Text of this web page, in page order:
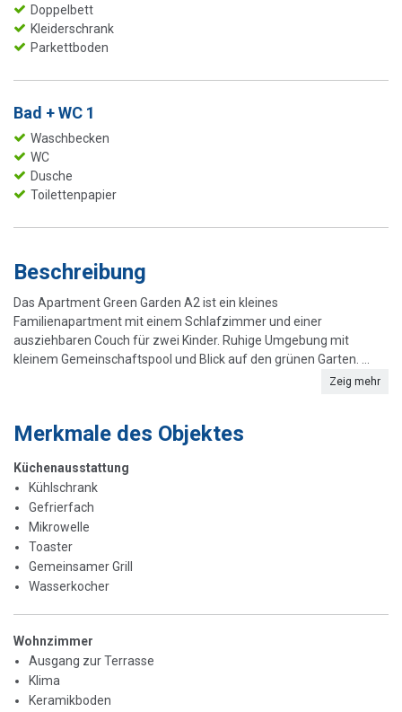
Doppelbett
Kleiderschrank
Parkettboden
Bad + WC 1
Waschbecken
WC
Dusche
Toilettenpapier
Beschreibung
Das Apartment Green Garden A2 ist ein kleines
Familienapartment mit einem Schlafzimmer und einer
ausziehbaren Couch für zwei Kinder. Ruhige Umgebung mit
kleinem Gemeinschaftspool und Blick auf den grünen Garten. ...
Zeig mehr
Merkmale des Objektes
Küchenausstattung
Kühlschrank
Gefrierfach
Mikrowelle
Toaster
Gemeinsamer Grill
Wasserkocher
Wohnzimmer
Ausgang zur Terrasse
Klima
Keramikboden